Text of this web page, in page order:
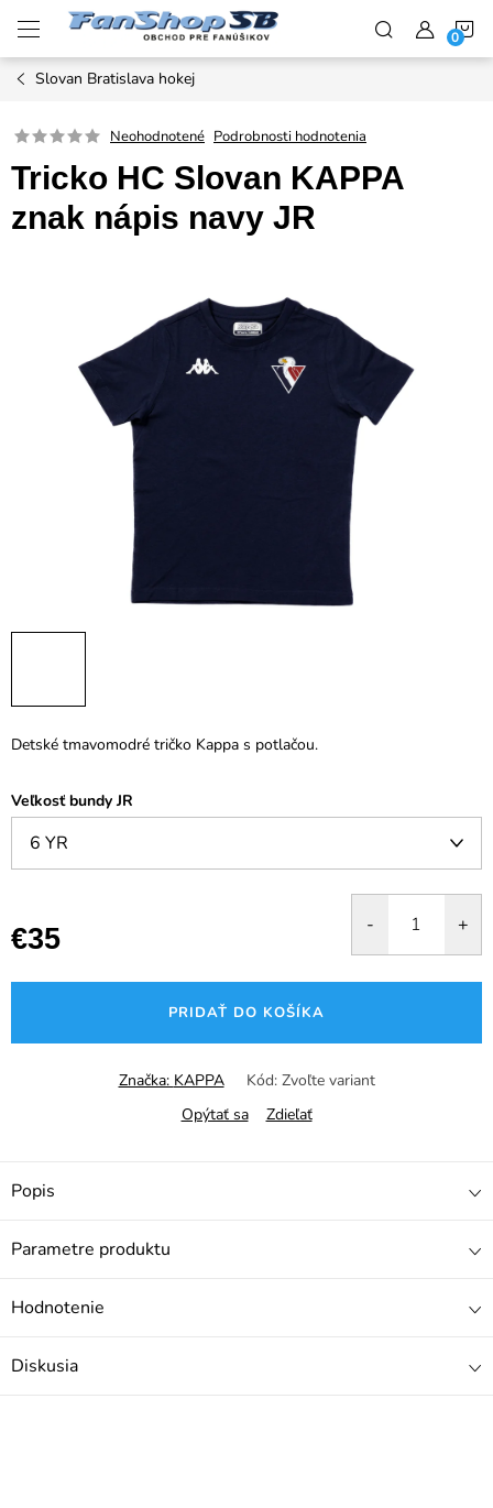
obsah
Slovan Bratislava hokej
Neohodnotené Podrobnosti hodnotenia
Tricko HC Slovan KAPPA
znak nápis navy JR
Detské tmavomodré tričko Kappa s potlačou.
Veľkosť bundy JR
€35
cena:
PRIDAŤ DO KOŠÍKA
Značka: KAPPA Kód: Zvoľte variant
Opýtať sa
Zdieľať
Popis
Parametre produktu
Hodnotenie
Diskusia